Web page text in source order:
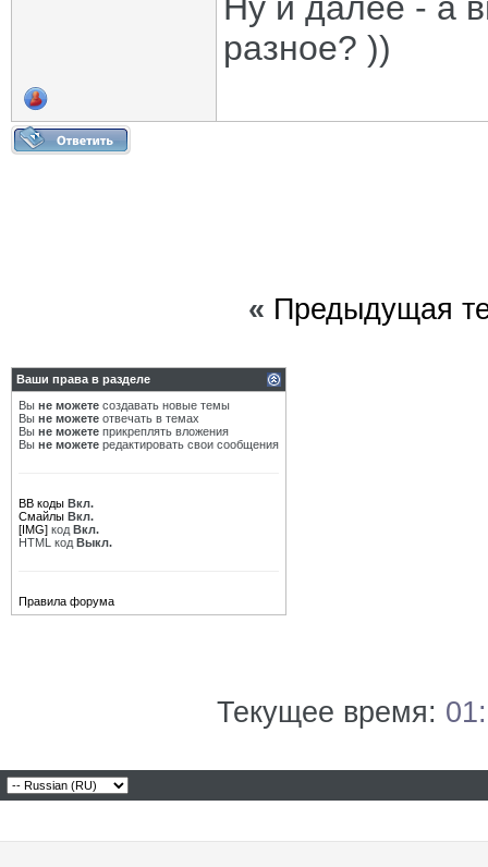
разное? ))
« Предыдущая
Ваши права в разделе
Вы не можете создавать новые темы
Вы не можете отвечать в темах
Вы не можете прикреплять вложения
Вы не можете редактировать свои сообщения
BB коды Вкл.
Смайлы Вкл.
[IMG] код Вкл.
HTML код Выкл.
Правила форума
Текущее время: